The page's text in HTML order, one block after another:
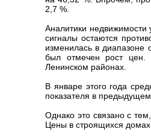
2,7 %.
Аналитики
сигналы остаются
изменилась в
был отмечен рост цен.
Ленинском районах.
В январе этого года
показателя в
Однако это связано с
Цены в строящихся домах